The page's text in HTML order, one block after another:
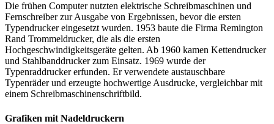
Die frühen Computer nutzten elektrische Schreibmaschinen und
Fernschreiber zur Ausgabe von Ergebnissen, bevor die ersten
Typendrucker eingesetzt wurden. 1953 baute die Firma Remington
Rand Trommeldrucker, die als die ersten
Hochgeschwindigkeitsgeräte gelten. Ab 1960 kamen Kettendrucker
und Stahlbanddrucker zum Einsatz. 1969 wurde der
Typenraddrucker erfunden. Er verwendete austauschbare
Typenräder und erzeugte hochwertige Ausdrucke, vergleichbar mit
einem Schreibmaschinenschriftbild.
Grafiken mit Nadeldruckern